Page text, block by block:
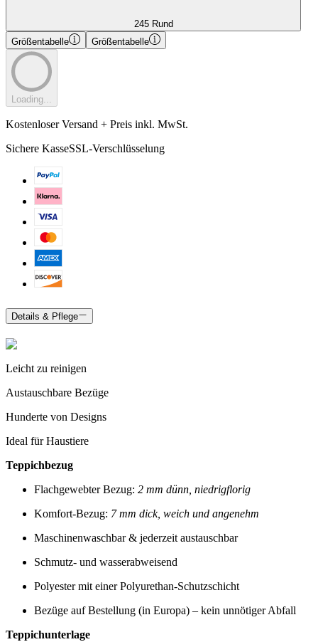
245 Rund
Größentabelle
Größentabelle
Loading...
Kostenloser Versand + Preis inkl. MwSt.
Sichere KasseSSL-Verschlüsselung
Details & Pflege
Leicht zu reinigen
Austauschbare Bezüge
Hunderte von Designs
Ideal für Haustiere
Teppichbezug
Flachgewebter Bezug: 2 mm dünn, niedrigflorig
Komfort-Bezug: 7 mm dick, weich und angenehm
Maschinenwaschbar & jederzeit austauschbar
Schmutz- und wasserabweisend
Polyester mit einer Polyurethan-Schutzschicht
Bezüge auf Bestellung (in Europa) – kein unnötiger Abfall
Teppichunterlage